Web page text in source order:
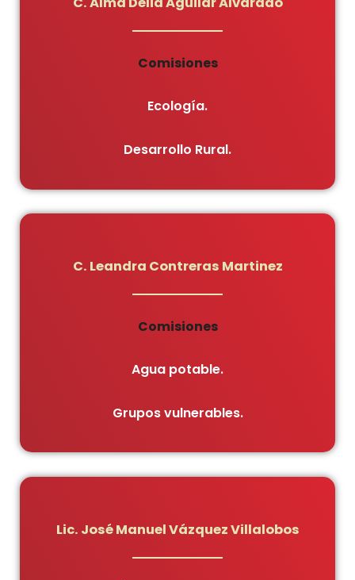
Comisiones
Ecología.
Desarrollo Rural.
C. Leandra Contreras Martinez
Comisiones
Agua potable.
Grupos vulnerables.
Lic. José Manuel Vázquez Villalobos